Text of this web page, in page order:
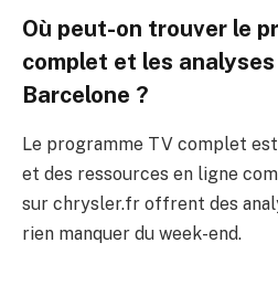
Où peut-on trouver le
complet et les analyses
Barcelone ?
Le programme TV complet
et des ressources en ligne
sur chrysler.fr offrent des
rien manquer du week-end.